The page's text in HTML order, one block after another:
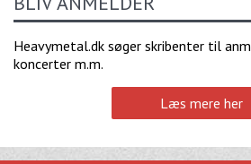
Heavymetal.dk søger skribenter til
koncerter m.m.
Læs mere her